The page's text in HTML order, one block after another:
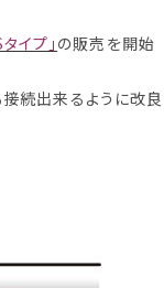
イプ」 の販売を開始
続出来るように改良